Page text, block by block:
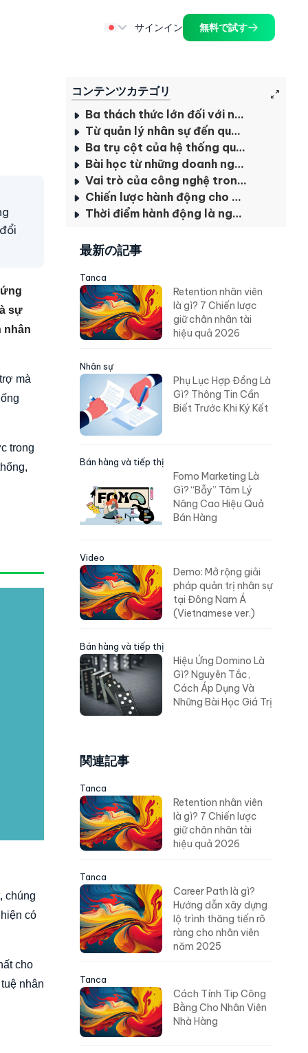
サインイン 無料で試す
sự
nhân
mà
trong
chúng
có
cho
nhân
コンテンツカテゴリ
Ba thách thức lớn đối với nguồn nhân lực Việt Nam
Từ quản lý nhân sự đến quản lý nhân tài chiến lược
Ba trụ cột của hệ thống quản lý nhân tài hiện đại
Bài học từ những doanh nghiệp tiên phong
Vai trò của công nghệ trong quản lý nhân tài hiện đại
Chiến lược hành động cho doanh nghiệp Việt Nam
Thời điểm hành động là ngay bây giờ
最新の記事
Tanca
Retention nhân viên
là gì? 7 Chiến lược
giữ chân nhân tài
hiệu quả 2026
Nhân sự
Phụ Lục Hợp Đồng Là
Gì? Thông Tin Cần
Biết Trước Khi Ký Kết
Bán hàng và tiếp thị
Fomo Marketing Là
Gì? “Bẫy” Tâm Lý
Nâng Cao Hiệu Quả
Bán Hàng
Video
Demo: Mở rộng giải
pháp quản trị nhân sự
tại Đông Nam Á
(Vietnamese ver.)
Bán hàng và tiếp thị
Hiệu Ứng Domino Là
Gì? Nguyên Tắc,
Cách Áp Dụng Và
Những Bài Học Giá Trị
関連記事
Tanca
Retention nhân viên
là gì? 7 Chiến lược
giữ chân nhân tài
hiệu quả 2026
Tanca
Career Path là gì?
Hướng dẫn xây dựng
lộ trình thăng tiến rõ
ràng cho nhân viên
năm 2025
Tanca
Cách Tính Tip Công
Bằng Cho Nhân Viên
Nhà Hàng